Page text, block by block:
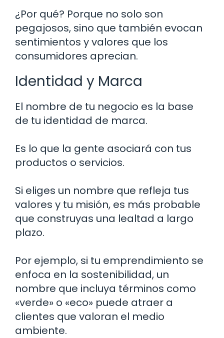
¿Por qué? Porque no solo son
pegajosos, sino que también evocan
sentimientos y valores que los
consumidores aprecian.
Identidad y Marca
El nombre de tu negocio es la base
de tu identidad de marca.
Es lo que la gente asociará con tus
productos o servicios.
Si eliges un nombre que refleja tus
valores y tu misión, es más probable
que construyas una lealtad a largo
plazo.
Por ejemplo, si tu emprendimiento se
enfoca en la sostenibilidad, un
nombre que incluya términos como
«verde» o «eco» puede atraer a
clientes que valoran el medio
ambiente.